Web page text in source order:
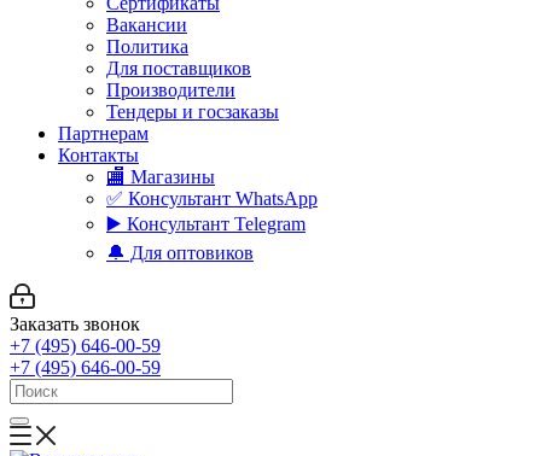
Вакансии
Политика
Для поставщиков
Производители
Тендеры и госзаказы
Партнерам
Контакты
🏬 Магазины
✅️ Консультант WhatsApp
▶️ Консультант Telegram
🔔 Для оптовиков
Заказать звонок
+7 (495) 646-00-59
+7 (495) 646-00-59